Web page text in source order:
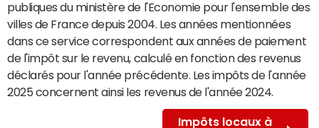
publiques du ministère de l'Economie pour l'ensemble des
villes de France depuis 2004. Les années mentionnées
dans ce service correspondent aux années de paiement
de l'impôt sur le revenu, calculé en fonction des revenus
déclarés pour l'année précédente. Les impôts de l'année
2025 concernent ainsi les revenus de l'année 2024.
Impôts locaux à